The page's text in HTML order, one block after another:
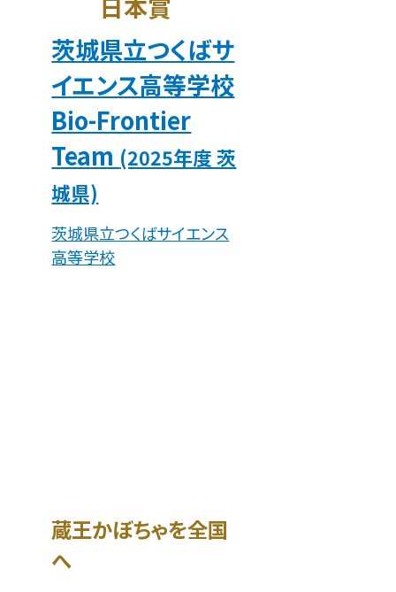
茨城県立つくばサ
イエンス高等学校
Bio-Frontier
Team (2025年度 茨
城県)
茨城県立つくばサイエンス
高等学校
蔵王かぼちゃを全国
へ